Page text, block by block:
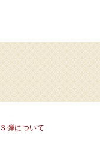
弾について